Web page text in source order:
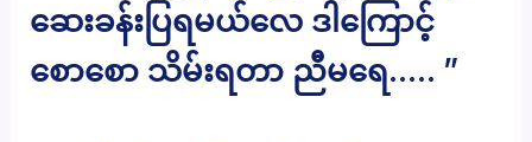
ဆေးခန်းပြရမယ်လေ ဒါကြောင့်
စောစော သိမ်းရတာ ညီမရေ….. ”